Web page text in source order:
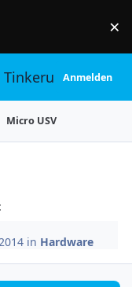
×
TinkerunityAnmelden
Micro USV
in Hardware